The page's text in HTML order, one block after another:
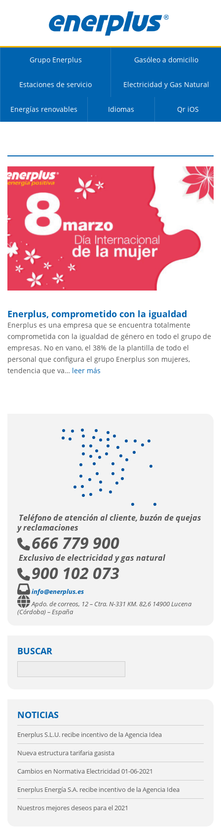
Grupo Enerplus Gasóleo a domicilio
Estaciones de servicio Electricidad y Gas Natural
Energías renovables Idiomas Qr iOS
Enerplus, comprometido con la igualdad
Enerplus es una empresa que se encuentra totalmente
comprometida con la igualdad de género en todo el grupo de
empresas. No en vano, el 38% de la plantilla de todo el
personal que configura el grupo Enerplus son mujeres,
tendencia que va… leer más
Teléfono de atención al cliente, buzón de quejas
y reclamaciones
666 779 900
Exclusivo de electricidad y gas natural
900 102 073
info@enerplus.es
Apdo. de correos, 12 – Ctra. N-331 KM. 82,6 14900 Lucena
(Córdoba) – España
BUSCAR
NOTICIAS
Enerplus S.L.U. recibe incentivo de la Agencia Idea
Nueva estructura tarifaria gasista
Cambios en Normativa Electricidad 01-06-2021
Enerplus Energía S.A. recibe incentivo de la Agencia Idea
Nuestros mejores deseos para el 2021